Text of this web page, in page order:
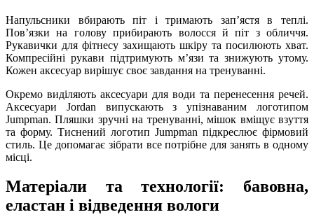
Напульсники вбирають піт і тримають запʼястя в теплі.
Повʼязки на голову прибирають волосся й піт з обличчя.
Рукавички для фітнесу захищають шкіру та посилюють хват.
Компресійні рукави підтримують мʼязи та знижують утому.
Кожен аксесуар вирішує своє завдання на тренуванні.
Окремо виділяють аксесуари для води та перенесення речей.
Аксесуари Jordan випускають з упізнаваним логотипом
Jumpman. Пляшки зручні на тренуванні, мішок вміщує взуття
та форму. Тиснений логотип Jumpman підкреслює фірмовий
стиль. Це допомагає зібрати все потрібне для занять в одному
місці.
Матеріали та технології: бавовна,
еластан і відведення вологи